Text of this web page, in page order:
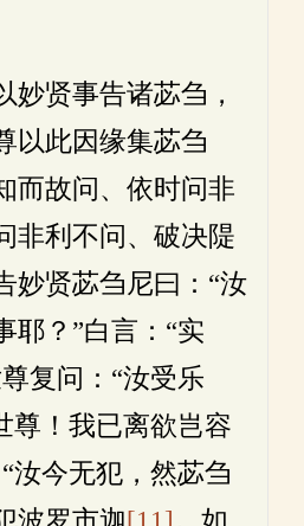
妙贤事告诸苾刍，
以此因缘集苾刍
而故问、依时问非
非利不问、破决隄
妙贤苾刍尼曰：“汝
耶？”白言：“实
复问：“汝受乐
尊！我已离欲岂容
汝今无犯，然苾刍